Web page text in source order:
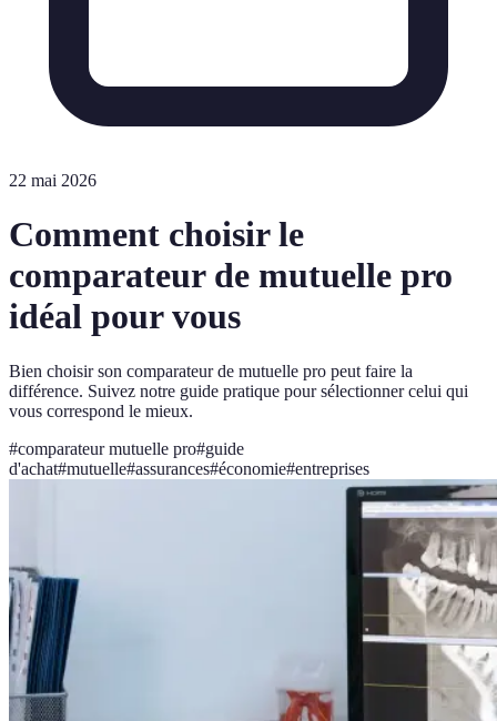
22 mai 2026
Comment choisir le
comparateur de mutuelle pro
idéal pour vous
Bien choisir son comparateur de mutuelle pro peut faire la
différence. Suivez notre guide pratique pour sélectionner celui qui
vous correspond le mieux.
#comparateur mutuelle pro#guide
d'achat#mutuelle#assurances#économie#entreprises